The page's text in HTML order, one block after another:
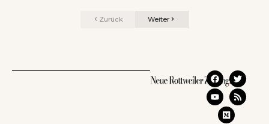
Zurück Weiter